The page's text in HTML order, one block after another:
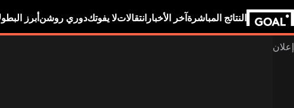
النتائج المباشرة آخر الأخبار انتقالاتلا يفوتكدوري روشن أبرز